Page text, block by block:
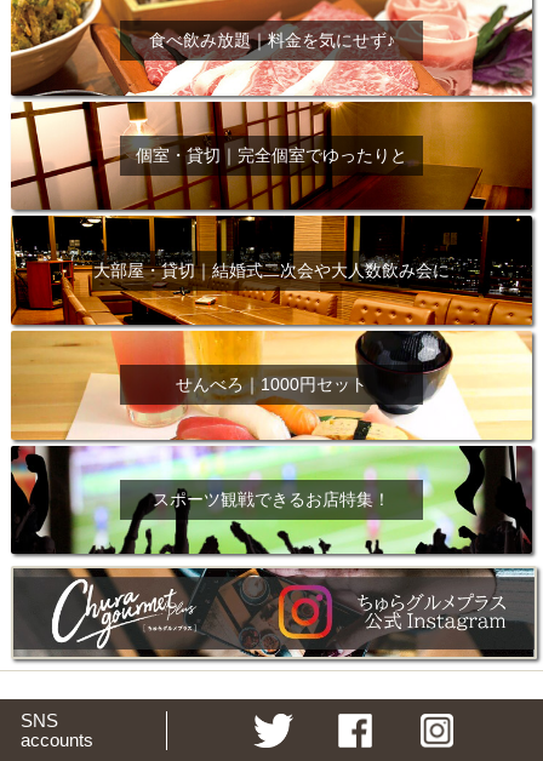
食べ飲み放題｜料金を気にせず♪
個室・貸切｜完全個室でゆったりと
大部屋・貸切｜結婚式二次会や大人数飲み会に
せんべろ｜1000円セット
スポーツ観戦できるお店特集！
SNS
accounts